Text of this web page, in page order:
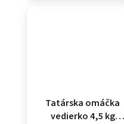
Tatárska omáčka
vedierko 4,5 kg